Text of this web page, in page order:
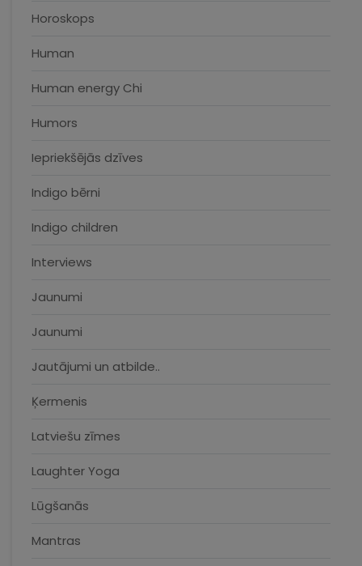
Horoskops
Human
Human energy Chi
Humors
Iepriekšējās dzīves
Indigo bērni
Indigo children
Interviews
Jaunumi
Jaunumi
Jautājumi un atbilde..
Ķermenis
Latviešu zīmes
Laughter Yoga
Lūgšanās
Mantras